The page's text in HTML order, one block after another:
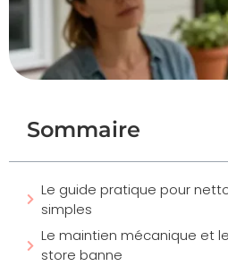
Sommaire
Le guide pratique pour
simples
Le maintien mécanique et
store banne